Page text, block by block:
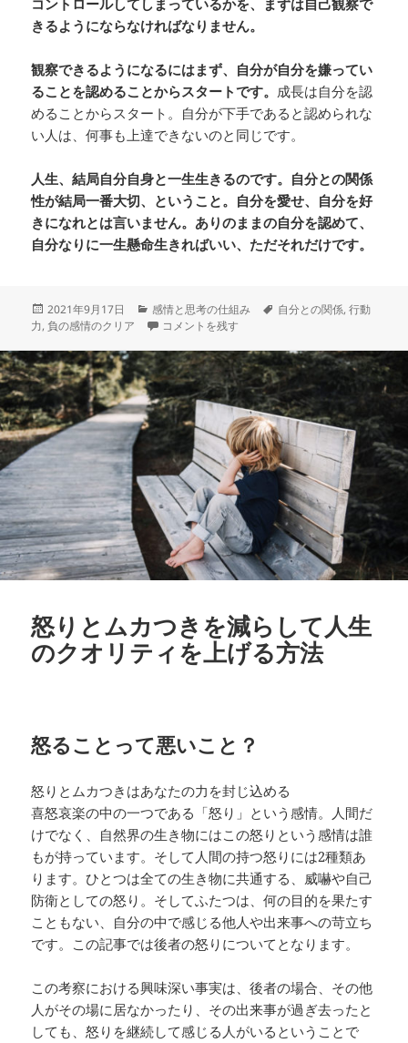
きるようにならなければなりません。
観察できるようになるにはまず、自分が自分を嫌ってい
ることを認めることからスタートです。 成長は自分を認
めることからスタート。自分が下手であると認められな
い人は、何事も上達できないのと同じです。
人生、結局自分自身と一生生きるのです。自分との関係
性が結局一番大切、ということ。自分を愛せ、自分を好
きになれとは言いません。ありのままの自分を認めて、
自分なりに一生懸命生きればいい、ただそれだけです。
投
稿
2021年9月17日
カ
テ
リ
ー
感情と思考の仕組み
タ
自分との関係,行動
力, 負の感情のクリア 自己嫌悪: 酒タバコ運動不足より体に悪いもの に
コメントを残す
怒りとムカつきを減らして人生
のクオリティを上げる方法
怒ることって悪いこと？
怒りとムカつきはあなたの力を封じ込める
喜怒哀楽の中の一つである「怒り」という感情。人間だ
けでなく、自然界の生き物にはこの怒りという感情は誰
もが持っています。そして人間の持つ怒りには2種類あ
ります。ひとつは全ての生き物に共通する、威嚇や自己
防衛としての怒り。そしてふたつは、何の目的を果たす
こともない、自分の中で感じる他人や出来事への苛立ち
です。この記事では後者の怒りについてとなります。
この考察における興味深い事実は、後者の場合、その他
人がその場に居なかったり、その出来事が過ぎ去ったと
しても、怒りを継続して感じる人がいるということで